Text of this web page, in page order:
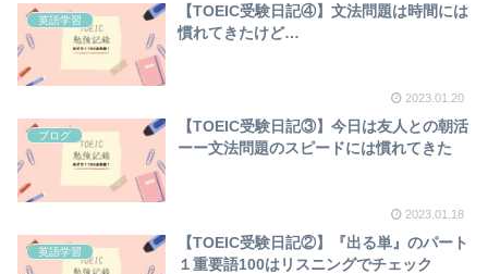
英語学習
【TOEIC受験日記④】文法問題は時間には
慣れてきたけど…
2023.01.20
ブログ
【TOEIC受験日記③】今日は友人との朝活
ーー文法問題のスピードには慣れてきた
2023.01.18
英語学習
【TOEIC受験日記②】『出る単』のパート
１重要語100はリスニングでチェック